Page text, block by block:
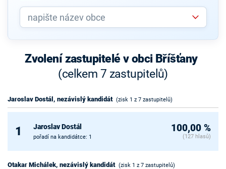
Zvolení zastupitelé v obci Bříšťany
(celkem 7 zastupitelů)
Jaroslav Dostál, nezávislý kandidát (zisk 1 z 7 zastupitelů)
1 Jaroslav Dostál
pořadí na kandidátce: 1
100,00 %
(127 hlasů)
Otakar Michálek, nezávislý kandidát (zisk 1 z 7 zastupitelů)